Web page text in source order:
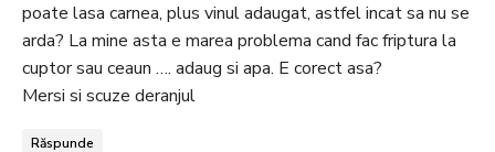
poate lasa carnea, plus vinul adaugat, astfel incat sa nu se
arda? La mine asta e marea problema cand fac friptura la
cuptor sau ceaun …. adaug si apa. E corect asa?
Mersi si scuze deranjul
Răspunde